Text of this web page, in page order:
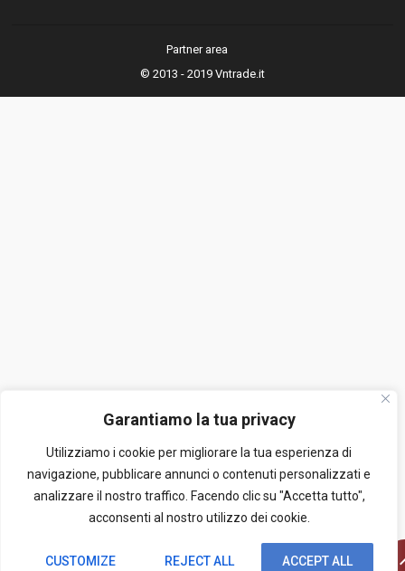
Garantiamo la tua privacy
Utilizziamo i cookie per migliorare la tua esperienza di
navigazione, pubblicare annunci o contenuti personalizzati e
analizzare il nostro traffico. Facendo clic su "Accetta tutto",
acconsenti al nostro utilizzo dei cookie.
CUSTOMIZE REJECT ALL ACCEPT ALL
© 2013 - 2019 Vntrade.it
Partner area